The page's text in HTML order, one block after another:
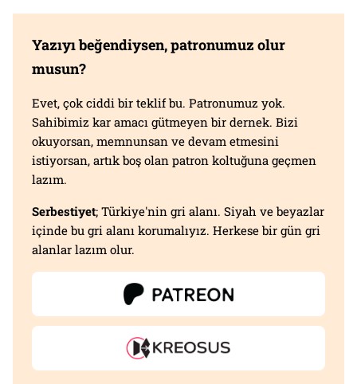
Yazıyı beğendiysen, patronumuz olur
musun?
Evet, çok ciddi bir teklif bu. Patronumuz yok.
Sahibimiz kar amacı gütmeyen bir dernek. Bizi
okuyorsan, memnunsan ve devam etmesini
istiyorsan, artık boş olan patron koltuğuna geçmen
lazım.
Serbestiyet; Türkiye'nin gri alanı. Siyah ve beyazlar
içinde bu gri alanı korumalıyız. Herkese bir gün gri
alanlar lazım olur.